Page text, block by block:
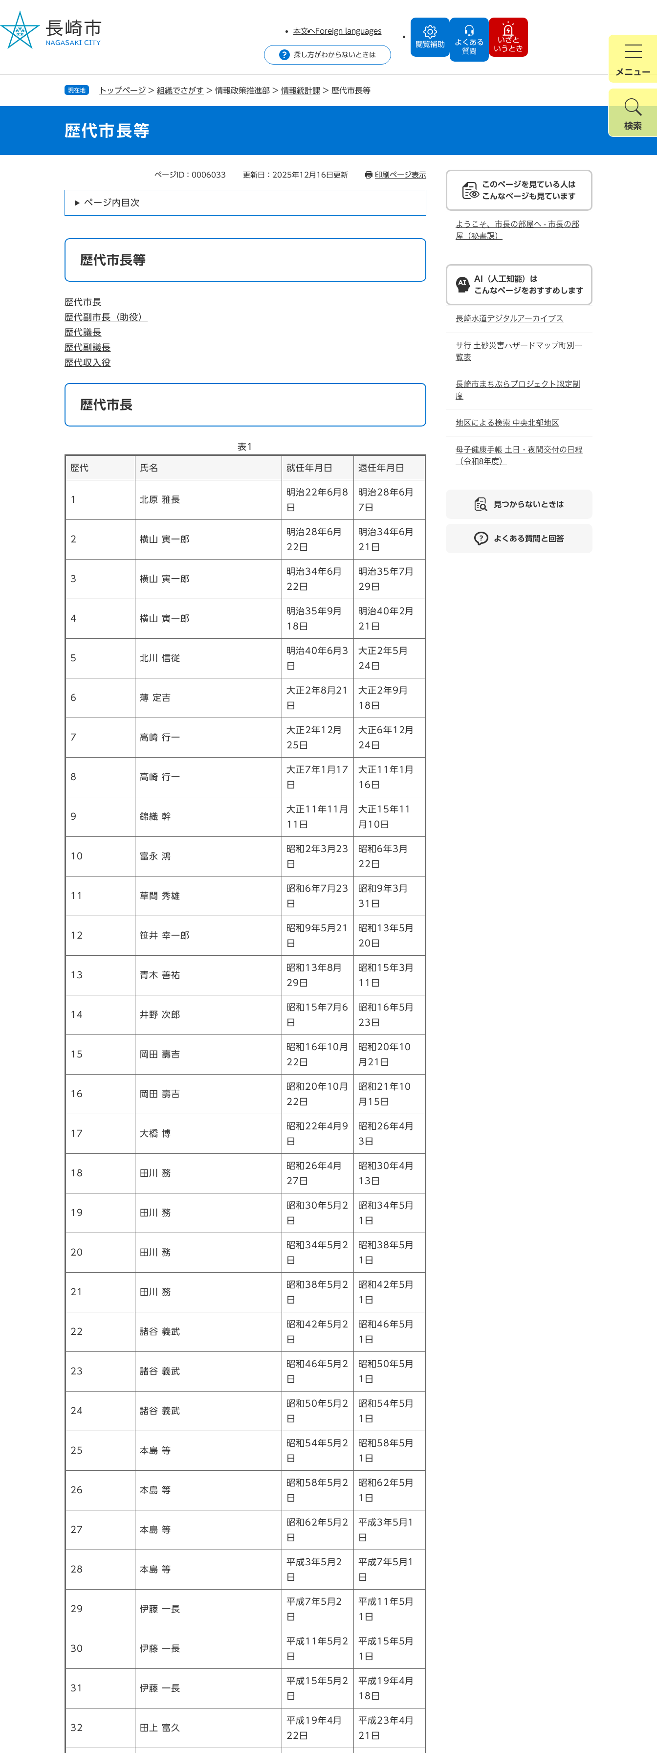
ジ
で
ュ
ば
閲覧補助
よくある
質問
いざと
いうとき
本文へForeign languages
探し方がわからないときは
メニュー
検索
現在地 トップページ > 組織でさがす > 情報政策推進部 > 情報統計課 > 歴代市長等
歴代市長等
ページID：0006033 更新日：2025年12月16日更新 印刷ページ表示
ページ内目次
歴代市長等
歴代市長
歴代副市長（助役）
歴代議長
歴代副議長
歴代収入役
歴代市長
表1
歴代 氏名 就任年月日 退任年月日
1 北原 雅長
明治22年6月8
日
明治28年6月
7日
2 横山 寅一郎
明治28年6月
22日
明治34年6月
21日
3 横山 寅一郎
明治34年6月
22日
明治35年7月
29日
4 横山 寅一郎
明治35年9月
18日
明治40年2月
21日
5 北川 信従
明治40年6月3
日
大正2年5月
24日
6 薄 定吉
大正2年8月21
日
大正2年9月
18日
7 高崎 行一
大正2年12月
25日
大正6年12月
24日
8 高崎 行一
大正7年1月17
日
大正11年1月
16日
9 錦織 幹
大正11年11月
11日
大正15年11
月10日
10 富永 鴻
昭和2年3月23
日
昭和6年3月
22日
11 草間 秀雄
昭和6年7月23
日
昭和9年3月
31日
12 笹井 幸一郎
昭和9年5月21
日
昭和13年5月
20日
13 青木 善祐
昭和13年8月
29日
昭和15年3月
11日
14 井野 次郎
昭和15年7月6
日
昭和16年5月
23日
15 岡田 壽吉
昭和16年10月
22日
昭和20年10
月21日
16 岡田 壽吉
昭和20年10月
22日
昭和21年10
月15日
17 大橋 博
昭和22年4月9
日
昭和26年4月
3日
18 田川 務
昭和26年4月
27日
昭和30年4月
13日
19 田川 務
昭和30年5月2
日
昭和34年5月
1日
20 田川 務
昭和34年5月2
日
昭和38年5月
1日
21 田川 務
昭和38年5月2
日
昭和42年5月
1日
22 諸谷 義武
昭和42年5月2
日
昭和46年5月
1日
23 諸谷 義武
昭和46年5月2
日
昭和50年5月
1日
24 諸谷 義武
昭和50年5月2
日
昭和54年5月
1日
25 本島 等
昭和54年5月2
日
昭和58年5月
1日
26 本島 等
昭和58年5月2
日
昭和62年5月
1日
27 本島 等
昭和62年5月2
日
平成3年5月1
日
28 本島 等
平成3年5月2
日
平成7年5月1
日
29 伊藤 一長
平成7年5月2
日
平成11年5月
1日
30 伊藤 一長
平成11年5月2
日
平成15年5月
1日
31 伊藤 一長
平成15年5月2
日
平成19年4月
18日
32 田上 富久
平成19年4月
22日
平成23年4月
21日
このページを見ている人は
こんなページも見ています
ようこそ、市長の部屋へ - 市長の部
屋（秘書課）
AI（人工知能）は
こんなページをおすすめします
長崎水道デジタルアーカイブス
サ行 土砂災害ハザードマップ町別一
覧表
長崎市まちぶらプロジェクト認定制
度
地区による検索 中央北部地区
母子健康手帳 土日・夜間交付の日程
（令和8年度）
見つからないときは
よくある質問と回答